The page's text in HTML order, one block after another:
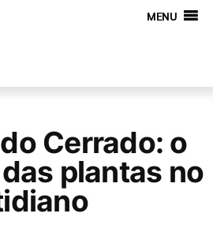
MENU
Cerrado: o
plantas no